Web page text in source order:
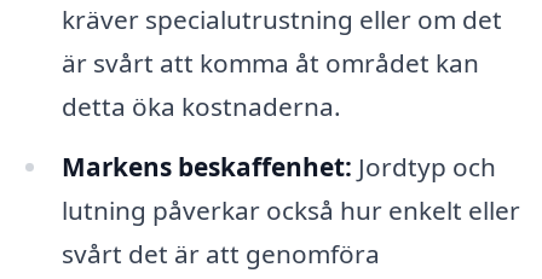
kräver specialutrustning eller om det
är svårt att komma åt området kan
detta öka kostnaderna.
Markens beskaffenhet: Jordtyp och
lutning påverkar också hur enkelt eller
svårt det är att genomföra